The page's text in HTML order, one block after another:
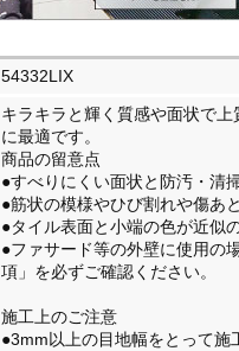
54332LIX
キラキラと輝く質感や面状で
に最適です。
商品の留意点
●すべりにくい面状と防汚・清
●筋状の模様やひび割れや傷あ
●タイル表面と小端の色が近似
●ファサード等の外壁に使用の
項」を必ずご確認ください。
施工上のご注意
●3mm以上の目地幅をとって施